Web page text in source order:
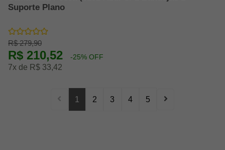
Suporte Plano
R$ 279,90
R$ 210,52 -25% OFF
7x de R$ 33,42
1 2 3 4 5